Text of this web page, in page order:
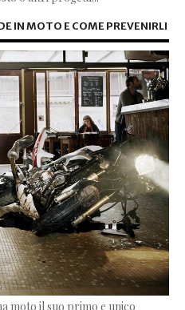
IN MOTO E COME PREVENIRLI
moto il suo primo e unico